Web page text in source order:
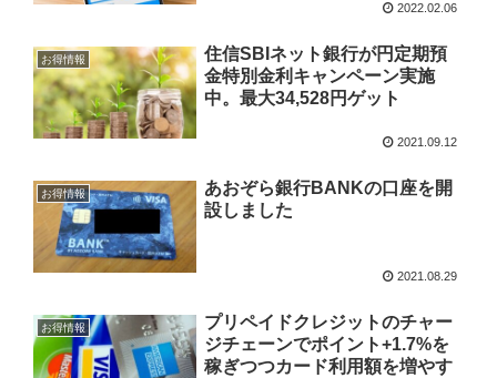
2022.02.06
お得情報
住信SBIネット銀行が円定期預
金特別金利キャンペーン実施
中。最大34,528円ゲット
2021.09.12
お得情報
あおぞら銀行BANKの口座を開
設しました
2021.08.29
お得情報
プリペイドクレジットのチャー
ジチェーンでポイント+1.7%を
稼ぎつつカード利用額を増やす